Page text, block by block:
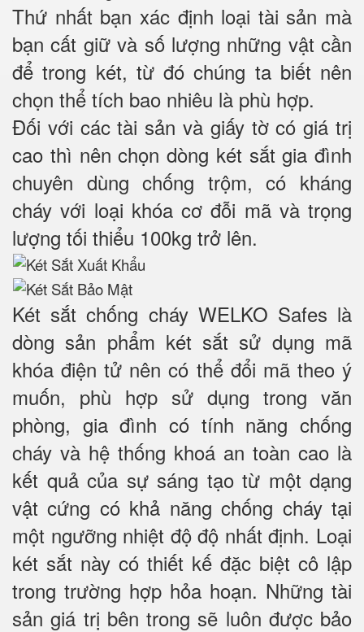
Thứ nhất bạn xác định loại tài sản mà
bạn cất giữ và số lượng những vật cần
để trong két, từ đó chúng ta biết nên
chọn thể tích bao nhiêu là phù hợp.
Đối với các tài sản và giấy tờ có giá trị
cao thì nên chọn dòng két sắt gia đình
chuyên dùng chống trộm, có kháng
cháy với loại khóa cơ đỗi mã và trọng
lượng tối thiểu 100kg trở lên.
Két sắt chống cháy WELKO Safes là
dòng sản phẩm két sắt sử dụng mã
khóa điện tử nên có thể đổi mã theo ý
muốn, phù hợp sử dụng trong văn
phòng, gia đình có tính năng chống
cháy và hệ thống khoá an toàn cao là
kết quả của sự sáng tạo từ một dạng
vật cứng có khả năng chống cháy tại
một ngưỡng nhiệt độ độ nhất định. Loại
két sắt này có thiết kế đặc biệt cô lập
trong trường hợp hỏa hoạn. Những tài
sản giá trị bên trong sẽ luôn được bảo